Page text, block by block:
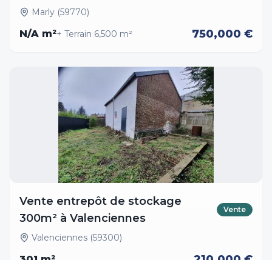
Marly (59770)
N/A m²+ Terrain 6,500 m² 750,000 €
Vente entrepôt de stockage
300m² à Valenciennes
Vente
Valenciennes (59300)